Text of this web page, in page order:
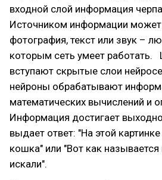
входной слой информация
Источником информации может
фотография, текст или звук –
которым сеть умеет работать.
вступают скрытые слои
нейроны обрабатывают
математических вычислений и
Информация достигает
выдает ответ: "На этой
кошка" или "Вот как
искали".